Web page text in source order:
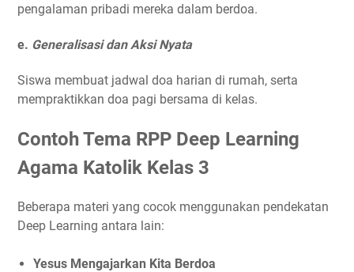
pengalaman pribadi mereka dalam berdoa.
e. Generalisasi dan Aksi Nyata
Siswa membuat jadwal doa harian di rumah, serta
mempraktikkan doa pagi bersama di kelas.
Contoh Tema RPP Deep Learning
Agama Katolik Kelas 3
Beberapa materi yang cocok menggunakan pendekatan
Deep Learning antara lain:
Yesus Mengajarkan Kita Berdoa